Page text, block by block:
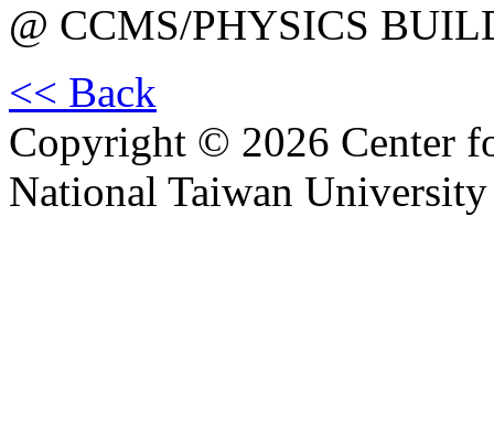
@ CCMS/PHYSICS
<< Back
Copyright © 2026 Center
National Taiwan University